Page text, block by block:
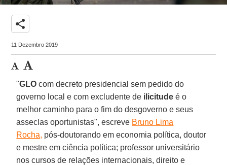
share
11 Dezembro 2019
"GLO com decreto presidencial sem pedido do
governo local e com excludente de ilicitude é o
melhor caminho para o fim do desgoverno e seus
asseclas oportunistas", escreve Bruno Lima
Rocha, pós-doutorando em economia política, doutor
e mestre em ciência política; professor universitário
nos cursos de relações internacionais, direito e